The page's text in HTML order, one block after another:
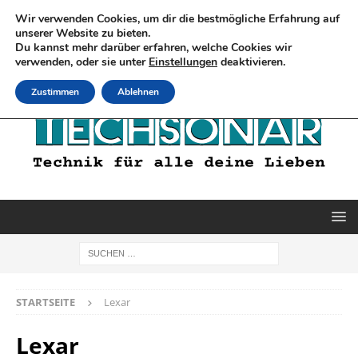
STARTSEITE Lexar
Lexar
Wir verwenden Cookies, um dir die bestmögliche Erfahrung auf
unserer Website zu bieten.
Du kannst mehr darüber erfahren, welche Cookies wir
verwenden, oder sie unter Einstellungen deaktivieren.
Zustimmen Ablehnen